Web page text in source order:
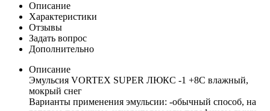
Описание
Характеристики
Отзывы
Задать вопрос
Дополнительно
Описание
Эмульсия VORTEX SUPER ЛЮКС -1 +8C влажный,
мокрый снег
Варианты применения эмульсии: -обычный способ, на